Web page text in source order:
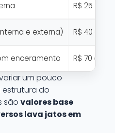
R$ 25 a R$
e externa) R$ 40 a R$
enceramento R$ 70 a R$
um pouco
do
são valores base
lava jatos em